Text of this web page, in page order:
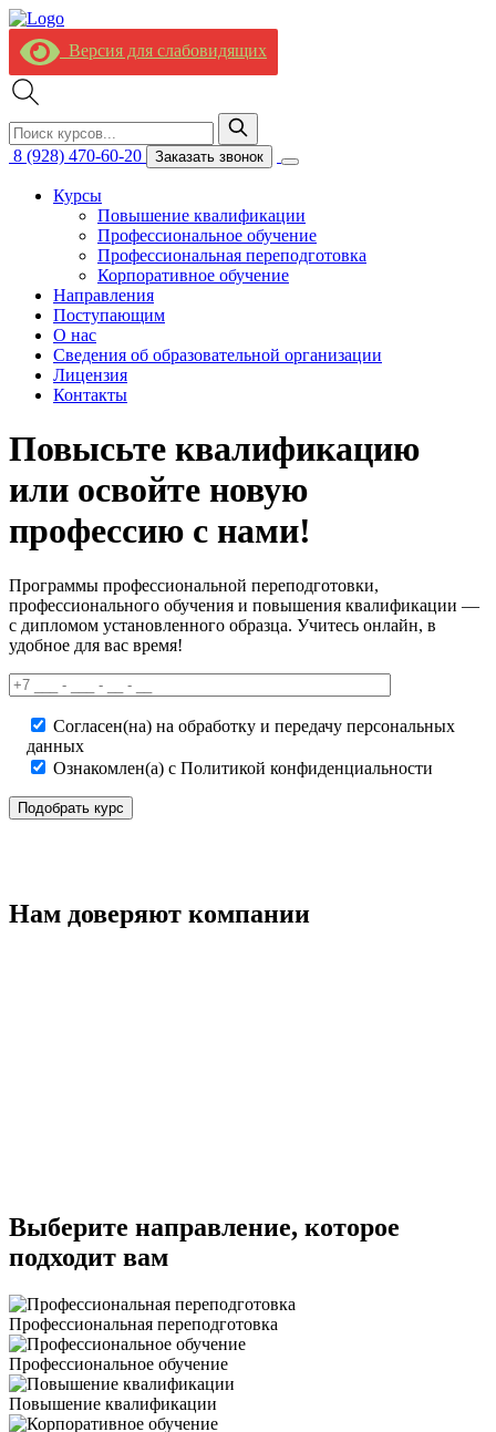
Версия для слабовидящих
8 (928) 470-60-20 Заказать звонок
Курсы
Повышение квалификации
Профессиональное обучение
Профессиональная переподготовка
Корпоративное обучение
Направления
Поступающим
О нас
Сведения об образовательной организации
Лицензия
Контакты
Повысьте квалификацию
или освойте новую
профессию с нами!
Программы профессиональной переподготовки,
профессионального обучения и повышения квалификации —
с дипломом установленного образца. Учитесь онлайн, в
удобное для вас время!
Согласен(на) на обработку и передачу персональных
данных
Ознакомлен(а) с Политикой конфиденциальности
Нам доверяют компании
Выберите направление, которое
подходит вам
Профессиональная переподготовка
Профессиональное обучение
Повышение квалификации